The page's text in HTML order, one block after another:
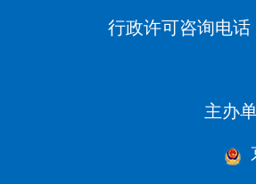
行政许可咨询电
主办